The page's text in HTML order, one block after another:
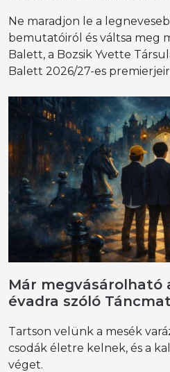
Ne maradjon le a
bemutatóiról és váltsa meg
Balett, a Bozsik Yvette
Balett 2026/27-es
Már megvásárolható
évadra szóló
Tartson velünk a mesék
csodák életre kelnek, és a
véget.